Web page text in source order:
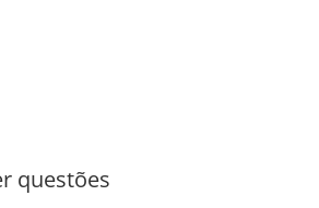
questões